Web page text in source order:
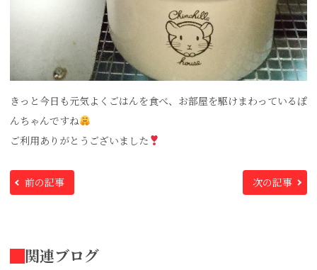
きっと今日も元気よくごはんを食べ、お部屋を駆けまわっているぽ
んちゃんですね
ご利用ありがとうございました
前の記事 次の記事
関連ブログ